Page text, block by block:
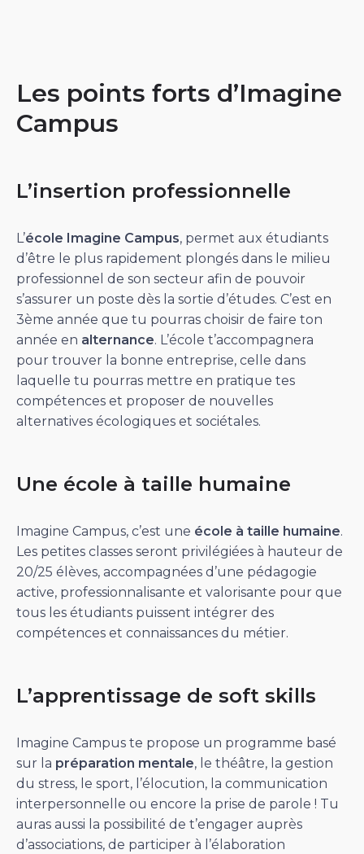
Les points forts d’Imagine
Campus
L’insertion professionnelle
L’école Imagine Campus, permet aux étudiants
d’être le plus rapidement plongés dans le milieu
professionnel de son secteur afin de pouvoir
s’assurer un poste dès la sortie d’études. C’est en
3ème année que tu pourras choisir de faire ton
année en alternance. L’école t’accompagnera
pour trouver la bonne entreprise, celle dans
laquelle tu pourras mettre en pratique tes
compétences et proposer de nouvelles
alternatives écologiques et sociétales.
Une école à taille humaine
Imagine Campus, c’est une école à taille humaine.
Les petites classes seront privilégiées à hauteur de
20/25 élèves, accompagnées d’une pédagogie
active, professionnalisante et valorisante pour que
tous les étudiants puissent intégrer des
compétences et connaissances du métier.
L’apprentissage de soft skills
Imagine Campus te propose un programme basé
sur la préparation mentale, le théâtre, la gestion
du stress, le sport, l’élocution, la communication
interpersonnelle ou encore la prise de parole ! Tu
auras aussi la possibilité de t’engager auprès
d’associations, de participer à l’élaboration